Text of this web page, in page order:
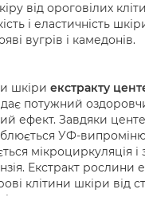
від ороговілих
і еластичність
вугрів і камедонів.
шкіри екстракту
дає потужний
ефект. Завдяки
УФ-
мікроциркуляція і
Екстракт рослини
клітини шкіри від